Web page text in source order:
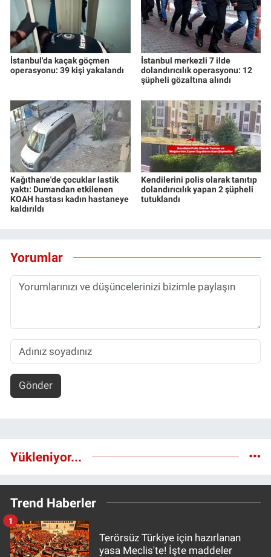
İstanbul'da kaçak göçmen
operasyonu: 39 kişi yakalandı
İstanbul merkezli 7 ilde
dolandırıcılık operasyonu: 12
şüpheli gözaltına alındı
Kağıthane'de çocuklar lastik
yaktı: Dumandan etkilenen
KOAH hastası kadın hastaneye
kaldırıldı
Kendilerini polis olarak tanıtıp
dolandırıcılık yapan 2 şüpheli
tutuklandı
Yorumlar
Gönder
Yükleniyor...
Trend Haberler
Terörsüz Türkiye için hazırlanan
yasa Meclis'te! İşte maddeler
1